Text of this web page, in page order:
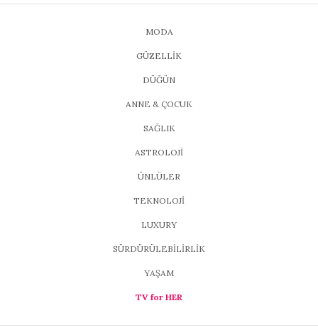
MODA
GÜZELLİK
DÜĞÜN
ANNE & ÇOCUK
SAĞLIK
ASTROLOJİ
ÜNLÜLER
TEKNOLOJİ
LUXURY
SÜRDÜRÜLEBİLİRLİK
YAŞAM
TV for HER